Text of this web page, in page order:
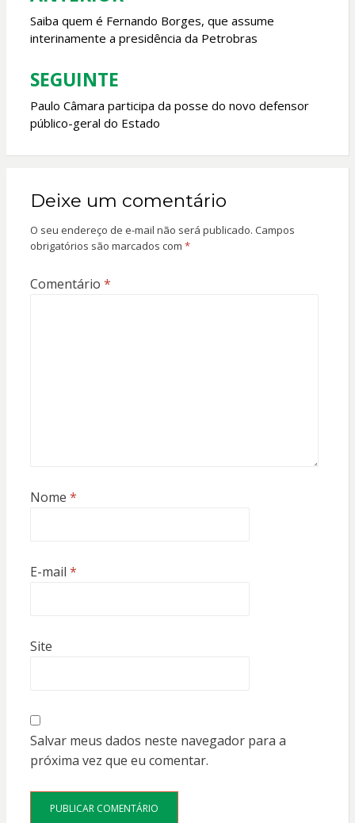
de
Post
Saiba quem é Fernando Borges, que assume
interinamente a presidência da Petrobras
SEGUINTE
Paulo Câmara participa da posse do novo defensor
público-geral do Estado
Deixe um comentário
O seu endereço de e-mail não será publicado. Campos
obrigatórios são marcados com *
Comentário *
Nome *
E-mail *
Site
Salvar meus dados neste navegador para a
próxima vez que eu comentar.